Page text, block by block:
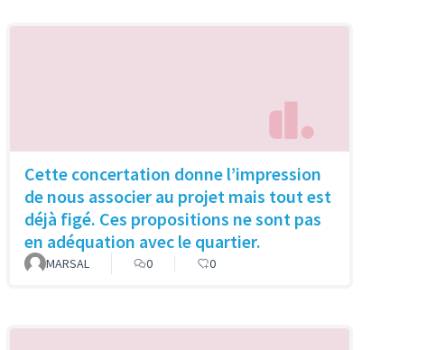
Cette concertation donne l’impression
de nous associer au projet mais tout est
déjà figé. Ces propositions ne sont pas
en adéquation avec le quartier.
MARSAL 0 0